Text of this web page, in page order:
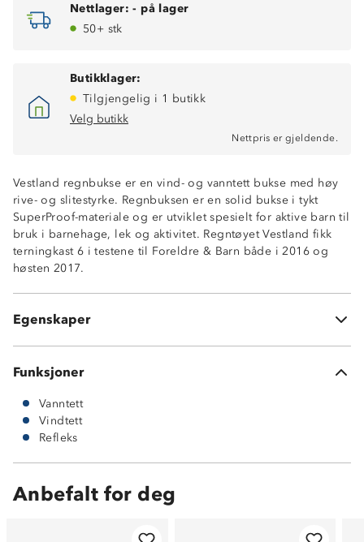
Nettlager: - på lager
50+ stk
Butikklager:
Tilgjengelig i 1 butikk
Velg butikk
Nettpris er gjeldende.
Vestland regnbukse er en vind- og vanntett bukse med høy
rive- og slitestyrke. Regnbuksen er en solid bukse i tykt
SuperProof-materiale og er utviklet spesielt for aktive barn til
bruk i barnehage, lek og aktivitet. Regntøyet Vestland fikk
terningkast 6 i testene til Foreldre & Barn både i 2016 og
høsten 2017.
Egenskaper
Vindtett
Vanntett (15 000 mm vannsøyle)
Høy rive- og slitestyrke
Avtagbare fotstropper
Materiale: Polyuretan (PU)
Funksjoner
Vanntett
Vindtett
Refleks
Anbefalt for deg